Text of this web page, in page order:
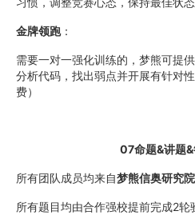
金牌领跑：
需要一对一强化训练的，梦熊可提
分析代码，找出弱点并开展有针对
费）
07命题&讲题
所有团队成员均来自梦熊信奥研究院
所有题目均由合作强校提前完成2轮